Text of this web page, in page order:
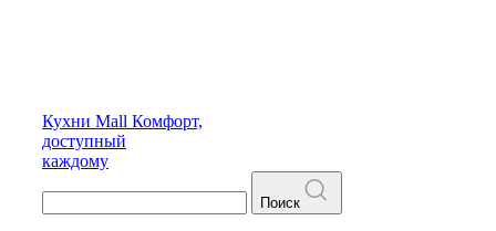
Кухни Mall Комфорт,
доступный
каждому
Поиск